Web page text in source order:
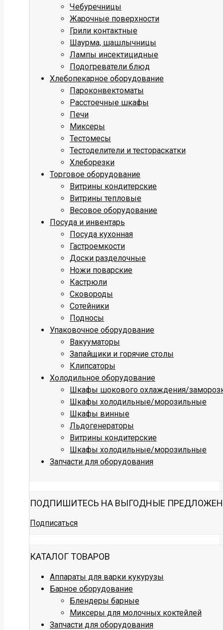
Чебуречницы
Жарочные поверхности
Грили контактные
Шаурма, шашлычницы
Лампы инсектицидные
Подогреватели блюд
Хлебопекарное оборудование
Пароконвектоматы
Расстоечные шкафы
Печи
Миксеры
Тестомесы
Тестоделители и тестораскатки
Хлеборезки
Торговое оборудование
Витрины кондитерские
Витрины тепловые
Весовое оборудование
Посуда и инвентарь
Посуда кухонная
Гастроемкости
Доски разделочные
Ножи поварские
Кастрюли
Сковороды
Сотейники
Подносы
Упаковочное оборудование
Вакууматоры
Запайщики и горячие столы
Клипсаторы
Холодильное оборудование
Шкафы шокового охлаждения/
Шкафы холодильные/морозильные
Шкафы винные
Льдогенераторы
Витрины кондитерские
Шкафы холодильные/морозильные
Запчасти для оборудования
ПОДПИШИТЕСЬ НА ВЫГОДНЫЕ
Подписаться
КАТАЛОГ ТОВАРОВ
Аппараты для варки кукурузы
Барное оборудование
Блендеры барные
Миксеры для молочных коктейлей
Запчасти для оборудования